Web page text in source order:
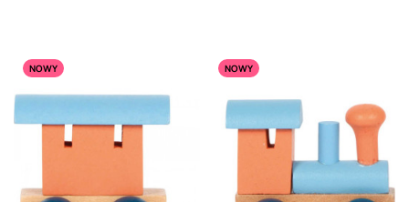
NOWY NOWY